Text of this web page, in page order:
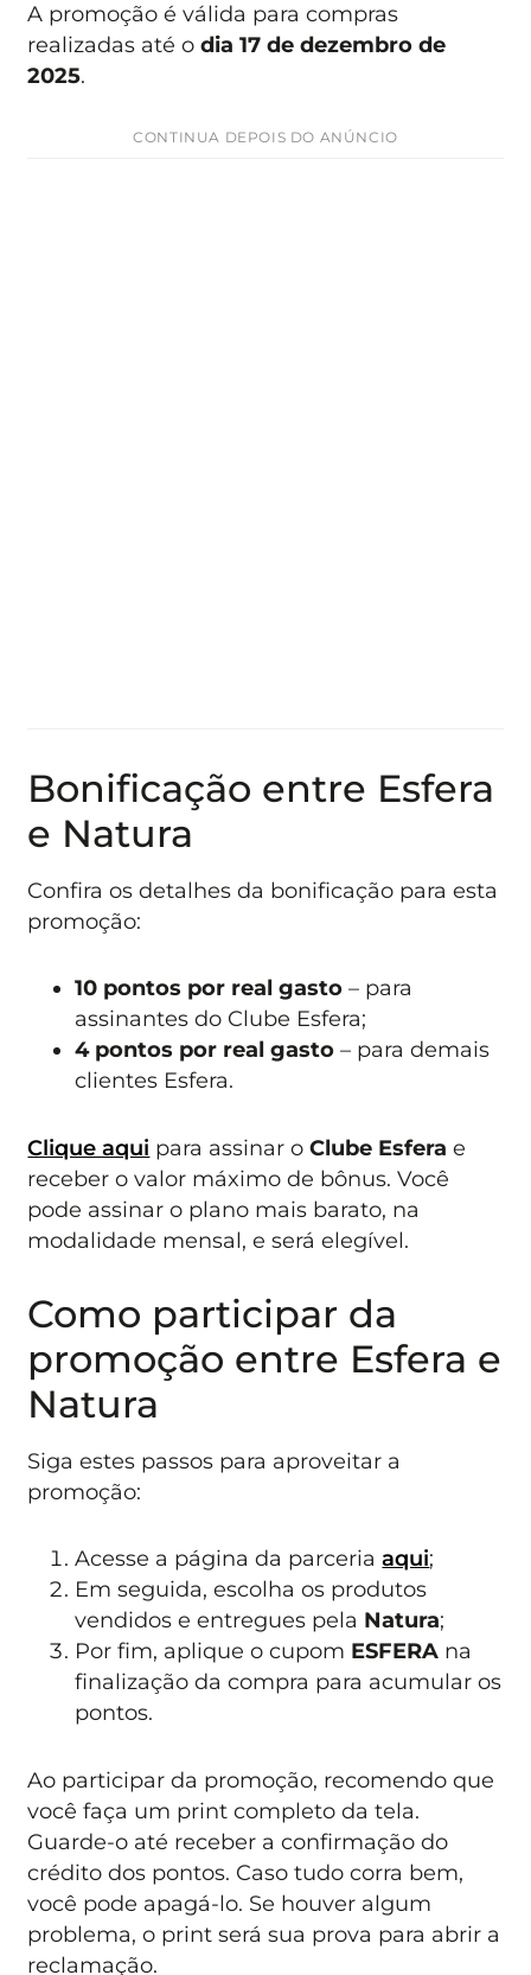
A promoção é válida para compras
realizadas até odia 17 de dezembro de
2025.
CONTINUA DEPOIS DO ANÚNCIO
Bonificação entre Esfera
e Natura
Confira os detalhes da bonificação para esta
promoção:
10 pontos por real gasto – para
assinantes do Clube Esfera;
4 pontos por real gasto – para demais
clientes Esfera.
Clique aqui para assinar oClube Esfera e
receber o valor máximo de bônus. Você
pode assinar o plano mais barato, na
modalidade mensal, e será elegível.
Como participar da
promoção entre Esfera e
Natura
Siga estes passos para aproveitar a
promoção:
Acesse a página da parceriaaqui;
Em seguida, escolha os produtos
vendidos e entregues pela Natura;
Por fim, aplique o cupom ESFERA na
finalização da compra para acumular os
pontos.
Ao participar da promoção, recomendo que
você faça um print completo da tela.
Guarde-o até receber a confirmação do
crédito dos pontos. Caso tudo corra bem,
você pode apagá-lo. Se houver algum
problema, o print será sua prova para abrir a
reclamação.